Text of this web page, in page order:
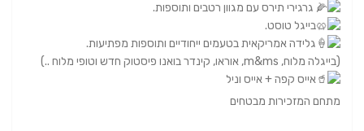
גרגירי תירס עם מגוון רטבים ותוספות.
בייגל טוסט.
גלידה אמריקאית בטעמים ייחודיים ותוספות מפתיעות.
(בייגלה מלוח, m&ms, אוראו, קינדר בואנו פיסטוק חדש וטופי מלוח ..)
אייס קפה + אייס וניל
מתחם המזכירות מבטחים